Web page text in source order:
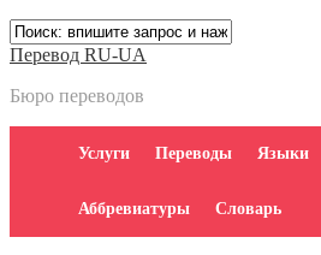
Перевод RU-UA
Бюро переводов
Услуги Переводы Языки
Аббревиатуры Словарь